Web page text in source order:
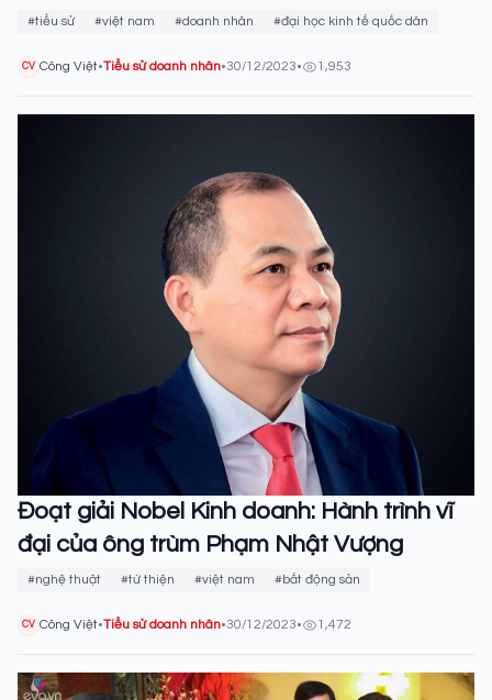
#tiểu sử #việt nam #doanh nhân #đại học kinh tế quốc dân
CV Công Việt•Tiểu sử doanh nhân•30/12/2023• 1,953
Đoạt giải Nobel Kinh doanh: Hành trình vĩ
đại của ông trùm Phạm Nhật Vượng
#nghệ thuật #từ thiện #việt nam #bất động sản
CV Công Việt•Tiểu sử doanh nhân•30/12/2023• 1,472